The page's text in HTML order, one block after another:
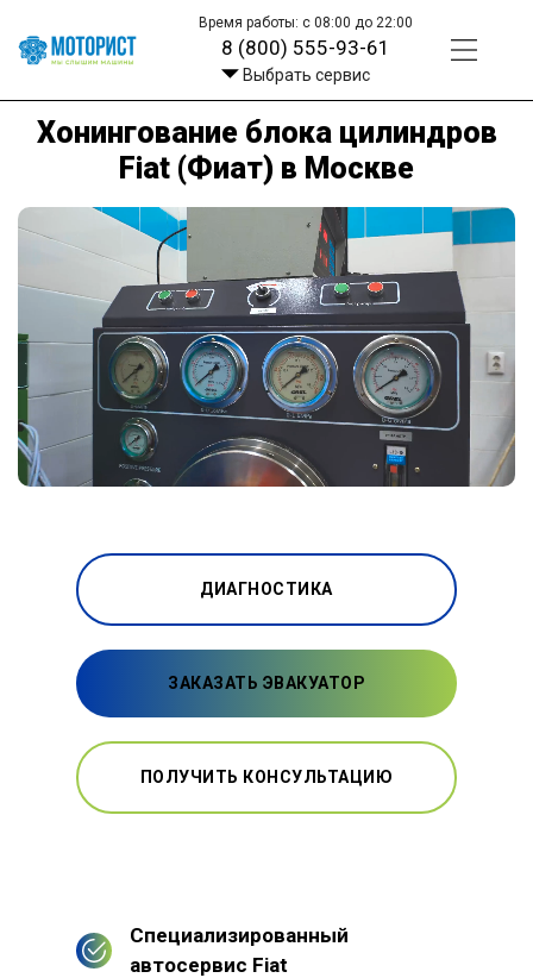
Время работы: с 08:00 до 22:00
8 (800) 555-93-61
Выбрать сервис
Хонингование блока цилиндров
Fiat (Фиат) в Москве
ДИАГНОСТИКА
ЗАКАЗАТЬ ЭВАКУАТОР
ПОЛУЧИТЬ КОНСУЛЬТАЦИЮ
Специализированный
автосервис Fiat